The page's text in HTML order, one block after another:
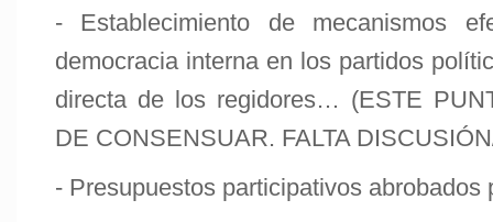
- Establecimiento de mecanismos
democracia interna en los partidos
directa de los regidores… (ESTE
DE CONSENSUAR. FALTA
- Presupuestos participativos abrobados